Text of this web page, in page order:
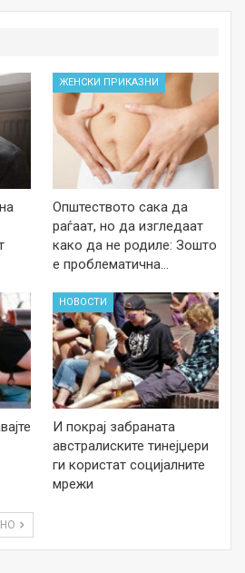
ЖЕНСКИ ПРИКАЗНИ
Општеството сака да
раѓаат, но да изгледаат
како да не родиле: Зошто
е проблематична…
НОВОСТИ
И покрај забраната
австралиските тинејџери
ги користат социјалните
мрежи